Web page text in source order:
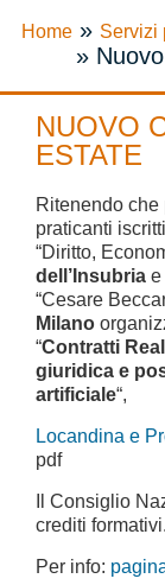
Home » Servizi
»
NUOVO
ESTATE
Ritenendo
praticanti
“Diritto,
dell’Insubria e
“Cesare
Milano
“Contratti
giuridica e
artificiale“,
Locandina e
pdf
Il Consiglio
crediti formativi.
Per info: